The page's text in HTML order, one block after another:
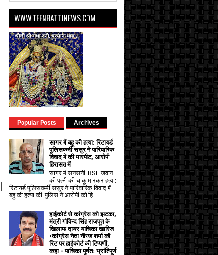
WWW.TEENBATTINEWS.COM
Popular Posts Archives
सागर में बहू की हत्या: रिटायर्ड
पुलिसकर्मी ससुर ने पारिवारिक
विवाद में की मारपीट, आरोपी
हिरासत में
सागर में सनसनी: BSF जवान
की पत्नी की चाकू मारकर हत्या:
रिटायर्ड पुलिसकर्मी ससुर ने पारिवारिक विवाद में
बहु की हत्या की: पुलिस ने आरोपी को हि...
हाईकोर्ट से कांग्रेस को झटका,
मंत्री गोविन्द सिंह राजपूत के
खिलाफ दायर याचिका खारिज
•कांग्रेस नेता नीरज शर्मा की
रिट पर हाईकोर्ट की टिप्पणी,
कहा - याचिका पूर्णतः भ्रांतिपूर्ण